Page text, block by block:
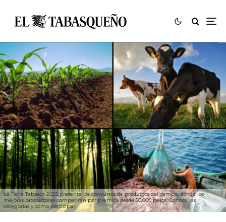
La Feria Tabasco 2025 presenta los concursos de productos del campo, donde los
mejores productores competirán por premios desde 50,000 pesos. Conoce las
categorías y cómo participar.